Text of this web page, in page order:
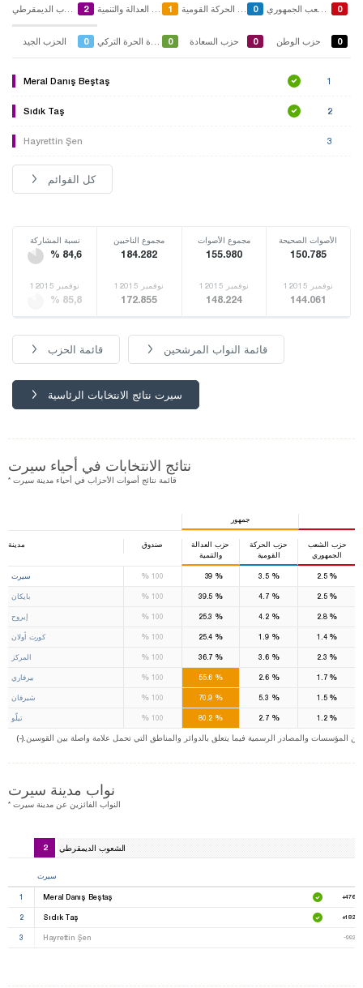
2 1 0 حزب الشعب الجمهوري 0
الحزب الجيد 0 0 حزب السعادة 0 حزب الوطن 0
Meral Danış Beştaş 1
Sıdık Taş 2
Hayrettin Şen 3
كل القوائم
نسبة المشاركة
% 84,6
مجموع الناخبين
184.282
مجموع الأصوات
155.980
الأصوات الصحيحة
150.785
1نوفمبر 2015
% 85,8
1نوفمبر 2015
172.855
1نوفمبر 2015
148.224
1نوفمبر 2015
144.061
قائمة الحزب قائمة النواب المرشحين
سيرت نتائج الانتخابات الرئاسية
نتائج الانتخابات في أحياء سيرت
* قائمة نتائج أصوات الأحزاب في أحياء مدينة سيرت
جمهور
مدينة صندوق
حزب العدالة
والتنمية
حزب الحركة
القومية
حزب الشعب
الجمهوري
سيرت % 100 % %
3.5 %
2.5
بايكان % 100 % %
4.7 %
2.5
إيروح % 100 % %
4.2 %
2.8
كورت أولان % 100 % %
1.9 %
1.4
المركز % 100 % %
3.6 %
بيرفاري % 100 % %
2.6 %
1.7
شيرفان % 100 % % %
1.5
تيلّو % 100 % %
2.7 %
1.2
المؤسسات والمصادر الرسمية فيما يتعلق بالدوائر والمناطق التي تحمل علامة واصلة بين القوسين
نواب مدينة سيرت
* النواب الفائزين عن مدينة سيرت
2 الشعوب الديمقرطي
سيرت
1 Meral Danış Beştaş +47630
2 Sıdık Taş +18253
3 Hayrettin Şen -99255